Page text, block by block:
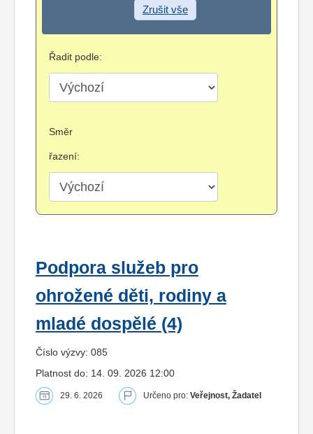
Zrušit vše
Řadit podle:
Směr
řazení:
Podpora služeb pro
ohrožené děti, rodiny a
mladé dospělé (4)
Číslo výzvy: 085
Platnost do: 14. 09. 2026 12:00
29. 6. 2026 Určeno pro: Veřejnost, Žadatel